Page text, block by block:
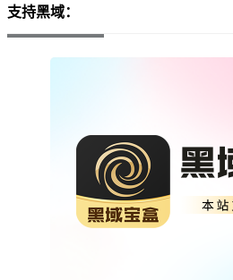
支持黑域：